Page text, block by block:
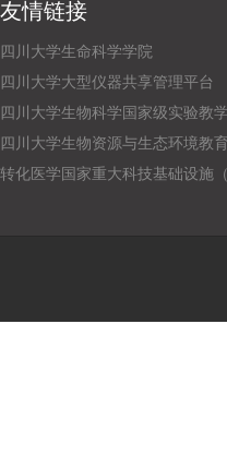
友情链接
四川大学生命科学学院
四川大学大型仪器共享管理平台
四川大学生物科学国家级实验教
四川大学生物资源与生态环境教
转化医学国家重大科技基础设施